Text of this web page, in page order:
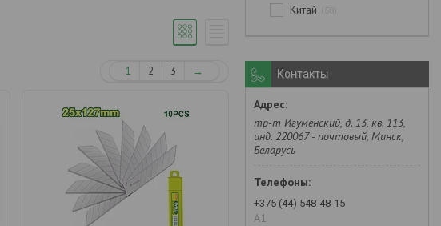
1 2 3 →
Китай
Контакты
тр-т Игуменский, д. 13, кв. 113,
инд. 220067 - почтовый, Минск,
Беларусь
+375 (44) 548-48-15
А1